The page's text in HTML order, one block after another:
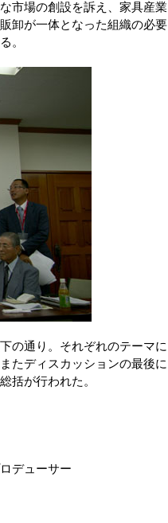
市場の創設を訴え、家具産業
卸が一体となった組織の必要
。
の通り。それぞれのテーマに
たディスカッションの最後に
括が行われた。
デューサー